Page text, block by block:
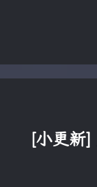
[小更新]